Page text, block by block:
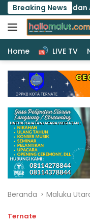
Langsung
ke
konten
Breaking News
dan Anak Melalui
Home LIVE TV
Beranda Maluku
Ternate